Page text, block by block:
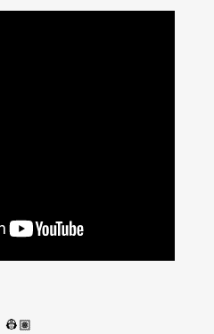
👷🏽